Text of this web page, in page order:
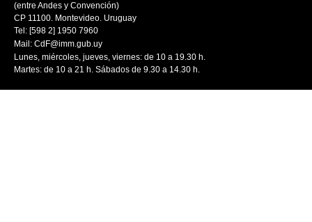
(entre Andes y Convención)
CP 11100. Montevideo. Uruguay
Tel: [598 2] 1950 7960
Mail: CdF@imm.gub.uy
Lunes, miércoles, jueves, viernes: de 10 a 19.30 h.
Martes: de 10 a 21 h. Sábados de 9.30 a 14.30 h.